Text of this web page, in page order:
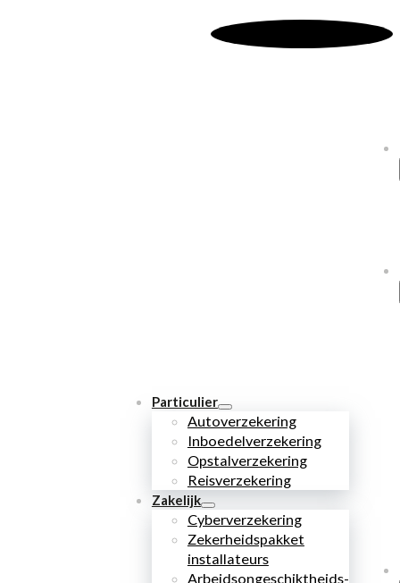
Particulier
Autoverzekering
Inboedelverzekering
Opstalverzekering
Reisverzekering
Zakelijk
Cyberverzekering
Zekerheidspakket
installateurs
Arbeidsongeschiktheids­